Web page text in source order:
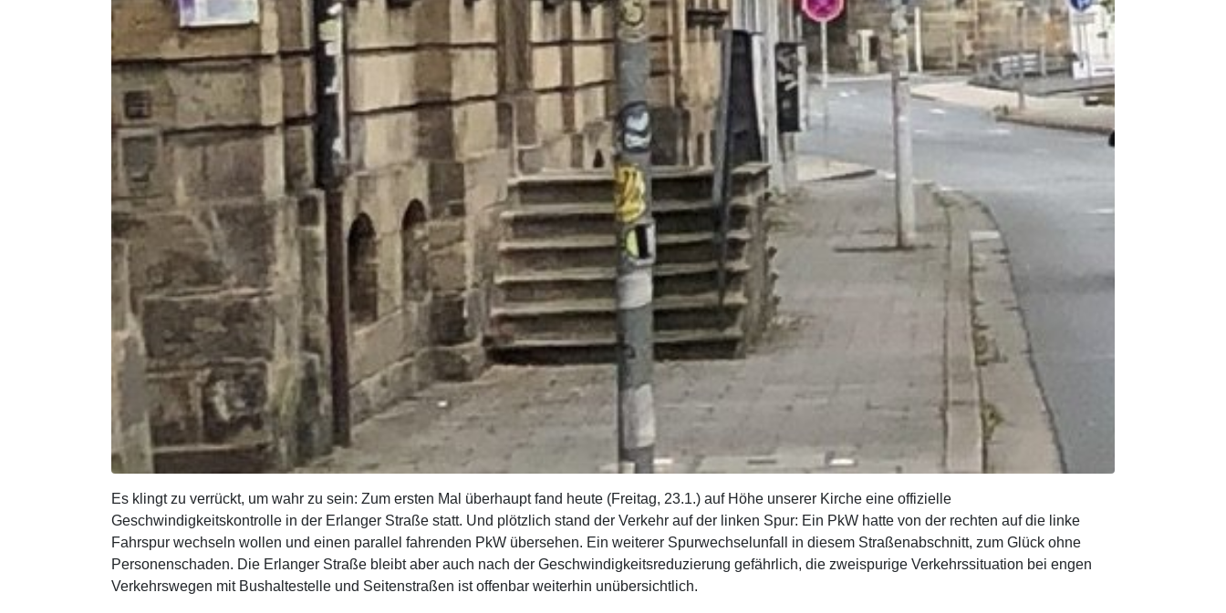
Es klingt zu verrückt, um wahr zu sein: Zum ersten Mal überhaupt fand heute (Freitag, 23.1.) auf Höhe unserer Kirche eine offizielle
Geschwindigkeitskontrolle in der Erlanger Straße statt. Und plötzlich stand der Verkehr auf der linken Spur: Ein PkW hatte von der rechten auf die linke
Fahrspur wechseln wollen und einen parallel fahrenden PkW übersehen. Ein weiterer Spurwechselunfall in diesem Straßenabschnitt, zum Glück ohne
Personenschaden. Die Erlanger Straße bleibt aber auch nach der Geschwindigkeitsreduzierung gefährlich, die zweispurige Verkehrssituation bei engen
Verkehrswegen mit Bushaltestelle und Seitenstraßen ist offenbar weiterhin unübersichtlich.